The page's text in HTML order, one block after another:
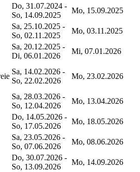
Do, 31.07.2024 -
So, 14.09.2025
Mo, 15.09.2025
Sa, 25.10.2025 -
So, 02.11.2025
Mo, 03.11.2025
Sa, 20.12.2025 -
Di, 06.01.2026
Mi, 07.01.2026
Sa, 14.02.2026 -
So, 22.02.2026
Mo, 23.02.2026
Sa, 28.03.2026 -
So, 12.04.2026
Mo, 13.04.2026
Do, 14.05.2026 -
So, 17.05.2026
Mo, 18.05.2026
Sa, 23.05.2026 -
So, 07.06.2026
Mo, 08.06.2026
Do, 30.07.2026 -
So, 13.09.2026
Mo, 14.09.2026